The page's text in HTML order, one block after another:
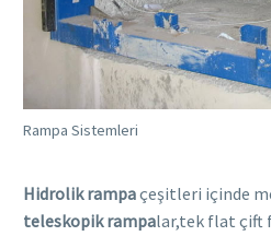
Rampa Sistemleri
Hidrolik rampaçeşitleri içinde
teleskopik rampalar,tek flat çift